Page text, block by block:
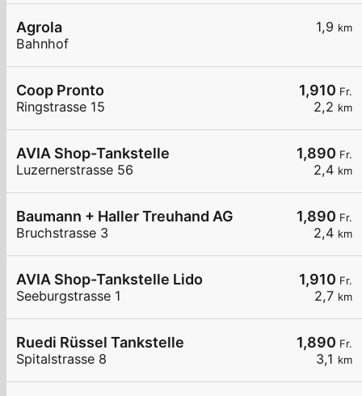
1,9 km
Agrola
Bahnhof
1,910 Fr.
2,2 km
Coop Pronto
Ringstrasse 15
1,890 Fr.
2,4 km
AVIA Shop-Tankstelle
Luzernerstrasse 56
1,890 Fr.
2,4 km
Baumann + Haller Treuhand AG
Bruchstrasse 3
1,910 Fr.
2,7 km
AVIA Shop-Tankstelle Lido
Seeburgstrasse 1
1,890 Fr.
3,1 km
Ruedi Rüssel Tankstelle
Spitalstrasse 8